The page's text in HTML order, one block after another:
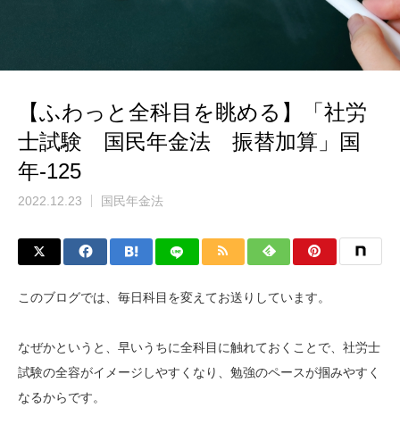
【ふわっと全科目を眺める】「社労
士試験 国民年金法 振替加算」国
年-125
2022.12.23 国民年金法
このブログでは、毎日科目を変えてお送りしています。
なぜかというと、早いうちに全科目に触れておくことで、社労士
試験の全容がイメージしやすくなり、勉強のペースが掴みやすく
なるからです。